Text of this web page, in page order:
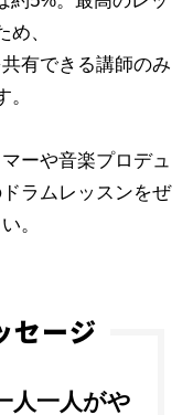
、
有できる講師のみ
ーや音楽プロデュ
ラムレッスンをぜ
。
セージ
人一人がや